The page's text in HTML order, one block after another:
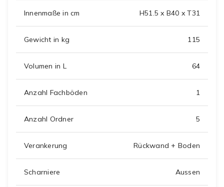
Innenmaße in cm H51.5 x B40 x T31
Gewicht in kg 115
Volumen in L 64
Anzahl Fachböden 1
Anzahl Ordner 5
Verankerung Rückwand + Boden
Scharniere Aussen